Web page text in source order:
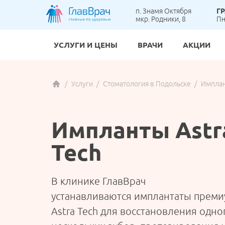
п. Знамя Октября
мкр. Родники, 8
УСЛУГИ И ЦЕНЫ
ДЕТСКОЕ ОТДЕЛЕНИЕ
АНАЛИЗЫ И ДИАГНОСТИКА
СТОМАТОЛОГИЯ
ВРАЧИ АКЦИИ
Услуги Стоматология в Подольске
Импланты
Tech
В клинике ГлавВрач
устанавливаются имплантаты
Astra Tech для восстановления